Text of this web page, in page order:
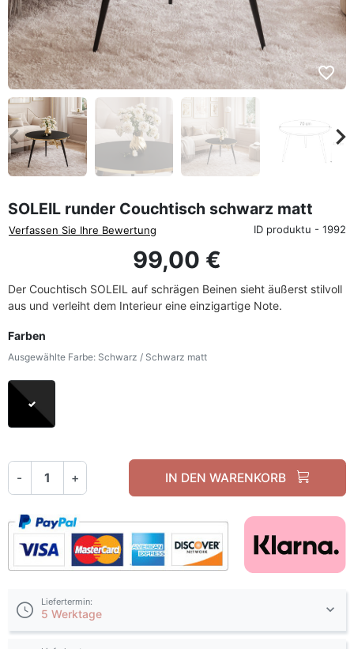
favorite_border
Zurück
SOLEIL runder Couchtisch schwarz matt
Verfassen Sie Ihre Bewertung ID produktu - 1992
99,00 €
Der Couchtisch SOLEIL auf schrägen Beinen sieht äußerst stilvoll
aus und verleiht dem Interieur eine einzigartige Note.
Farben
Ausgewählte Farbe: Schwarz / Schwarz matt
Schwarz / Schwarz matt
- + IN DEN WARENKORB
Liefertermin:
5 Werktage